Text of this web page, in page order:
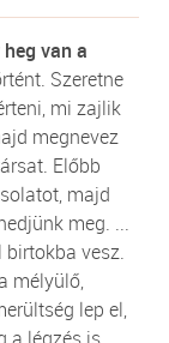
van a
Szeretne
mi zajlik
megnevez
Előbb
majd
meg. ...
birtokba vesz.
mélyülő,
lep el,